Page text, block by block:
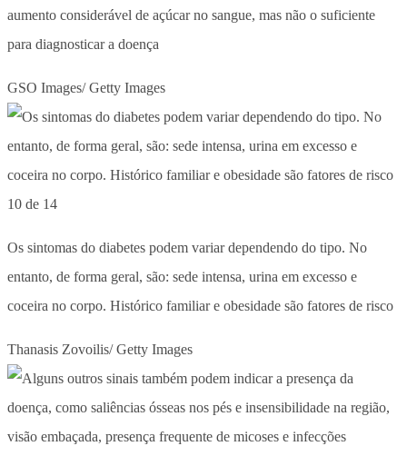
aumento considerável de açúcar no sangue, mas não o suficiente
para diagnosticar a doença
GSO Images/ Getty Images
10 de 14
Os sintomas do diabetes podem variar dependendo do tipo. No
entanto, de forma geral, são: sede intensa, urina em excesso e
coceira no corpo. Histórico familiar e obesidade são fatores de risco
Thanasis Zovoilis/ Getty Images